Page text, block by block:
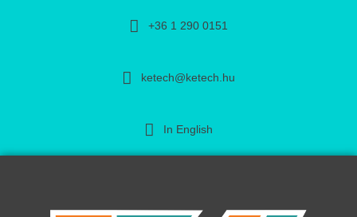
+36 1 290 0151
ketech@ketech.hu
In English